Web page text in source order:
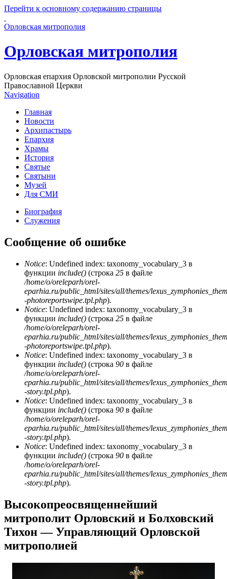
Перейти к основному содержанию страницы
Орловская митрополия
Орловская митрополия
Орловская епархия Орловской митрополии Русской
Православной Церкви
Navigation
Главная
Новости
Архипастырь
Епархия
Храмы
История
Святые
Святыни
Музей
Для СМИ
Биография
Служения
Сообщение об ошибке
Notice: Undefined index: taxonomy_vocabulary_3 в
функции include() (строка 25 в файле
/home/o/oreleparh/orel-
eparhia.ru/public_html/sites/all/themes/
-photoreportswipe.tpl.php).
Notice: Undefined index: taxonomy_vocabulary_3 в
функции include() (строка 25 в файле
/home/o/oreleparh/orel-
eparhia.ru/public_html/sites/all/themes/
-photoreportswipe.tpl.php).
Notice: Undefined index: taxonomy_vocabulary_3 в
функции include() (строка 90 в файле
/home/o/oreleparh/orel-
eparhia.ru/public_html/sites/all/themes/
-story.tpl.php).
Notice: Undefined index: taxonomy_vocabulary_3 в
функции include() (строка 90 в файле
/home/o/oreleparh/orel-
eparhia.ru/public_html/sites/all/themes/
-story.tpl.php).
Notice: Undefined index: taxonomy_vocabulary_3 в
функции include() (строка 90 в файле
/home/o/oreleparh/orel-
eparhia.ru/public_html/sites/all/themes/
-story.tpl.php).
Высокопреосвященнейший
митрополит Орловский и Болховский
Тихон — Управляющий Орловской
митрополией